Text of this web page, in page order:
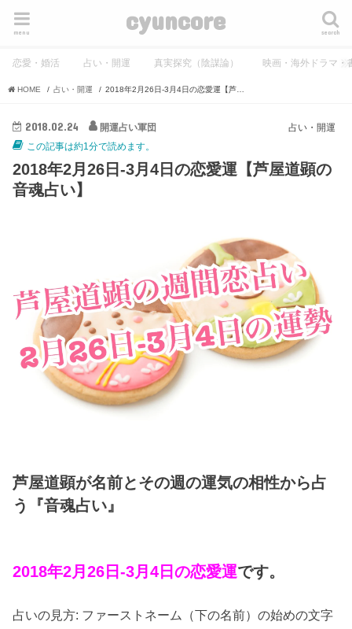
cyuncore search
menu
恋愛・婚活 占い・開運 真実探究（陰謀論） 映画・海外ドラマ・
HOME 占い・開運
占い・開運
2018.02.24
開運占い軍団
この記事は約1分で読めます。
2018年2月26日-3月4日の恋愛運【芦屋道顕の
音魂占い】
芦屋道顕が名前とその週の運気の相性から占
う『音魂占い』
2018年2月26日-3月4日の恋愛運です。
占いの見方: ファーストネーム（下の名前）の始めの文字